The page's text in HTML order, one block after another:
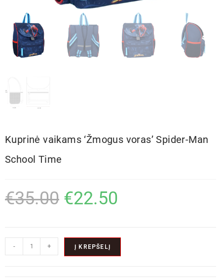
Kuprinė vaikams ‘Žmogus voras’ Spider-Man
School Time
€35.00 €22.50
- + Į KREPŠELĮ